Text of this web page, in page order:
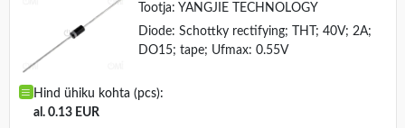
Tootja: YANGJIE TECHNOLOGY
Diode: Schottky rectifying; THT; 40V; 2A;
DO15; tape; Ufmax: 0.55V
Hind ühiku kohta (pcs):
al. 0.13 EUR